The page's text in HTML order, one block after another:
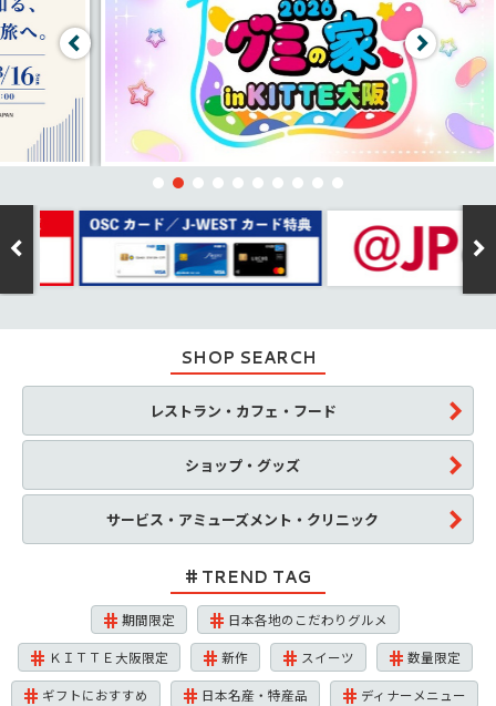
SHOP SEARCH
レストラン・カフェ・フード
ショップ・グッズ
サービス・アミューズメント・クリニック
TREND TAG
期間限定 日本各地のこだわりグルメ
ＫＩＴＴＥ大阪限定 新作 スイーツ 数量限定
ギフトにおすすめ 日本名産・特産品 ディナーメニュー